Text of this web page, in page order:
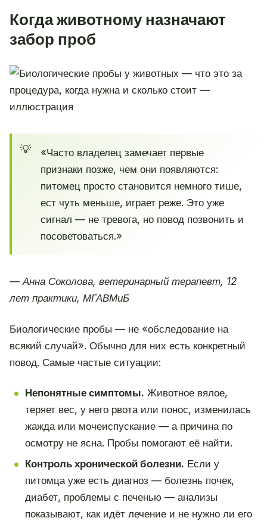
Когда животному назначают
забор проб
«Часто владелец замечает первые
признаки позже, чем они появляются:
питомец просто становится немного тише,
ест чуть меньше, играет реже. Это уже
сигнал — не тревога, но повод позвонить и
посоветоваться.»
— Анна Соколова, ветеринарный терапевт, 12
лет практики, МГАВМиБ
Биологические пробы — не «обследование на
всякий случай». Обычно для них есть конкретный
повод. Самые частые ситуации:
Непонятные симптомы. Животное вялое,
теряет вес, у него рвота или понос, изменилась
жажда или мочеиспускание — а причина по
осмотру не ясна. Пробы помогают её найти.
Контроль хронической болезни. Если у
питомца уже есть диагноз — болезнь почек,
диабет, проблемы с печенью — анализы
показывают, как идёт лечение и не нужно ли его